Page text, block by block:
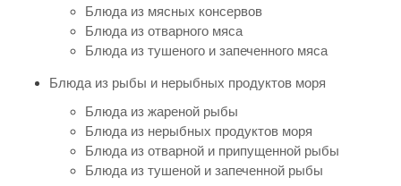
Блюда из мясных консервов
Блюда из отварного мяса
Блюда из тушеного и запеченного мяса
Блюда из рыбы и нерыбных продуктов моря
Блюда из жареной рыбы
Блюда из нерыбных продуктов моря
Блюда из отварной и припущенной рыбы
Блюда из тушеной и запеченной рыбы